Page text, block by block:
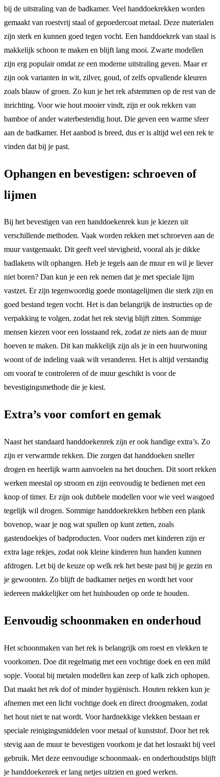
bij de uitstraling van de badkamer. Veel handdoekrekken worden
gemaakt van roestvrij staal of gepoedercoat metaal. Deze materialen
zijn sterk en kunnen goed tegen vocht. Een handdoekrek van staal is
makkelijk schoon te maken en blijft lang mooi. Zwarte modellen
zijn erg populair omdat ze een moderne uitstraling geven. Maar er
zijn ook varianten in wit, zilver, goud, of zelfs opvallende kleuren
zoals blauw of groen. Zo kun je het rek afstemmen op de rest van de
inrichting. Voor wie hout mooier vindt, zijn er ook rekken van
bamboe of ander waterbestendig hout. Die geven een warme sfeer
aan de badkamer. Het aanbod is breed, dus er is altijd wel een rek te
vinden dat bij je past.
Ophangen en bevestigen: schroeven of
lijmen
Bij het bevestigen van een handdoekenrek kun je kiezen uit
verschillende methoden. Vaak worden rekken met schroeven aan de
muur vastgemaakt. Dit geeft veel stevigheid, vooral als je dikke
badlakens wilt ophangen. Heb je tegels aan de muur en wil je liever
niet boren? Dan kun je een rek nemen dat je met speciale lijm
vastzet. Er zijn tegenwoordig goede montagelijmen die sterk zijn en
goed bestand tegen vocht. Het is dan belangrijk de instructies op de
verpakking te volgen, zodat het rek stevig blijft zitten. Sommige
mensen kiezen voor een losstaand rek, zodat ze niets aan de muur
hoeven te maken. Dit kan makkelijk zijn als je in een huurwoning
woont of de indeling vaak wilt veranderen. Het is altijd verstandig
om vooraf te controleren of de muur geschikt is voor de
bevestigingsmethode die je kiest.
Extra’s voor comfort en gemak
Naast het standaard handdoekenrek zijn er ook handige extra’s. Zo
zijn er verwarmde rekken. Die zorgen dat handdoeken sneller
drogen en heerlijk warm aanvoelen na het douchen. Dit soort rekken
werken meestal op stroom en zijn eenvoudig te bedienen met een
knop of timer. Er zijn ook dubbele modellen voor wie veel wasgoed
tegelijk wil drogen. Sommige handdoekrekken hebben een plank
bovenop, waar je nog wat spullen op kunt zetten, zoals
gastendoekjes of badproducten. Voor ouders met kinderen zijn er
extra lage rekjes, zodat ook kleine kinderen hun handen kunnen
afdrogen. Let bij de keuze op welk rek het beste past bij je gezin en
je gewoonten. Zo blijft de badkamer netjes en wordt het voor
iedereen makkelijker om het huishouden op orde te houden.
Eenvoudig schoonmaken en onderhoud
Het schoonmaken van het rek is belangrijk om roest en vlekken te
voorkomen. Doe dit regelmatig met een vochtige doek en een mild
sopje. Vooral bij metalen modellen kan zeep of kalk zich ophopen.
Dat maakt het rek dof of minder hygiënisch. Houten rekken kun je
afnemen met een licht vochtige doek en direct droogmaken, zodat
het hout niet te nat wordt. Voor hardnekkige vlekken bestaan er
speciale reinigingsmiddelen voor metaal of kunststof. Door het rek
stevig aan de muur te bevestigen voorkom je dat het losraakt bij veel
gebruik. Met deze eenvoudige schoonmaak- en onderhoudstips blijft
je handdoekenrek er lang netjes uitzien en goed werken.